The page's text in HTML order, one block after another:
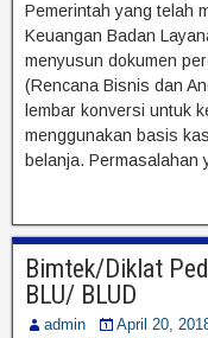
Pemerintah yang telah
Keuangan Badan
menyusun dokumen
(Rencana Bisnis dan
lembar konversi untuk
menggunakan basis
belanja. Permasalahan
Bimtek/Diklat
BLU/ BLUD
admin
April 20,